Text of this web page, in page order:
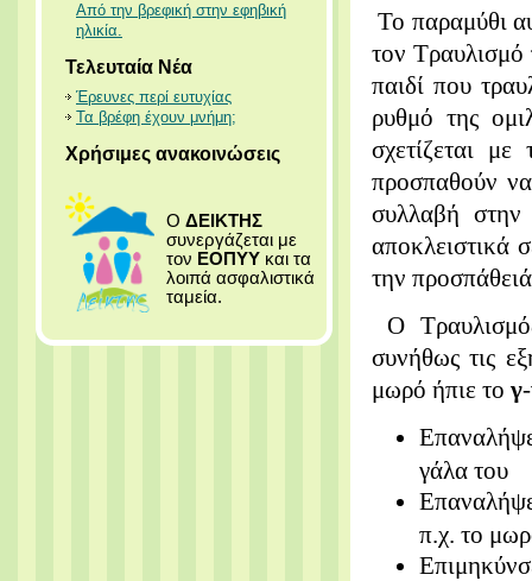
Από την βρεφική στην εφηβική
ηλικία.
Τελευταία Νέα
Έρευνες περί ευτυχίας
Τα βρέφη έχουν μνήμη;
Χρήσιμες ανακοινώσεις
Ο ΔΕΙΚΤΗΣ
συνεργάζεται με
τον ΕΟΠΥΥ και τα
λοιπά ασφαλιστικά
ταμεία.
Το παραμύθι
τον Τραυλισμό
παιδί που
ρυθμό της
σχετίζεται
προσπαθούν
συλλαβή στην
αποκλειστικά
την
Ο
συνήθως τις
μωρό ήπιε το γ
γάλα του
π.χ. το